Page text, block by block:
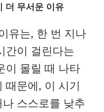
더 무서운 이유
유는, 한 번 지나
간이 걸린다는
이 몰릴 때 나타
때문에, 이 시기
스스로를 낮추